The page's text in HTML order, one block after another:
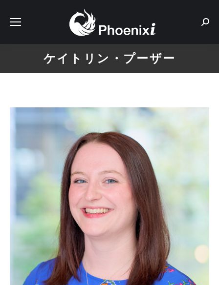
ケイトリン・プーザー